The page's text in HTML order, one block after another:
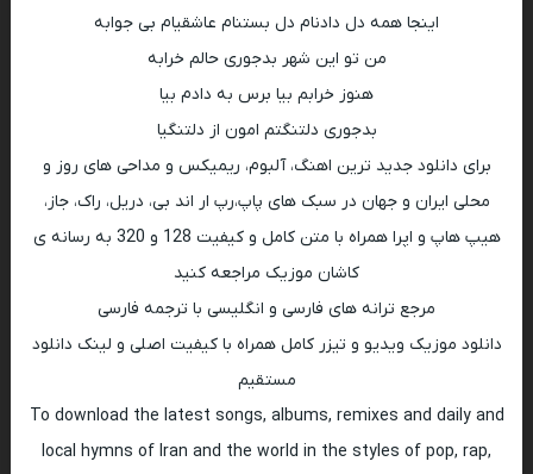
اینجا همه دل دادنام دل بستنام عاشقیام بی جوابه
من تو این شهر بدجوری حالم خرابه
هنوز خرابم بیا برس به دادم بیا
بدجوری دلتنگتم امون از دلتنگیا
برای دانلود جدید ترین اهنگ، آلبوم، ریمیکس و مداحی های روز و
محلی ایران و جهان در سبک های پاپ،رپ ار اند بی، دریل، راک، جاز،
هیپ هاپ و اپرا همراه با متن کامل و کیفیت 128 و 320 به رسانه ی
کاشان موزیک مراجعه کنید
مرجع ترانه های فارسی و انگلیسی با ترجمه فارسی
دانلود موزیک ویدیو و تیزر کامل همراه با کیفیت اصلی و لینک دانلود
مستقیم
To download the latest songs, albums, remixes and daily and
local hymns of Iran and the world in the styles of pop, rap,